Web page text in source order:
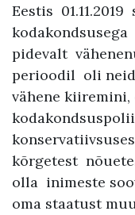
Eestis
pidevalt
perioodil oli
vähene
kõrgetest
olla inimeste
oma staatust